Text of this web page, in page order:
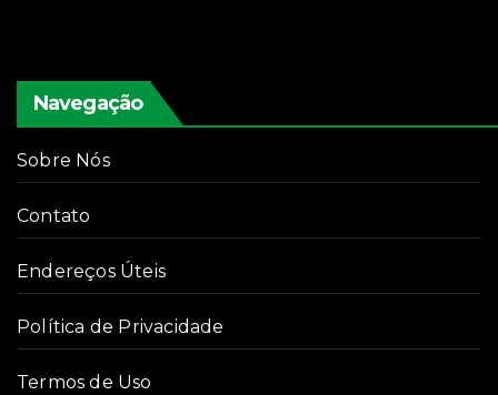
Navegação
Sobre Nós
Contato
Endereços Úteis
Política de Privacidade
Termos de Uso